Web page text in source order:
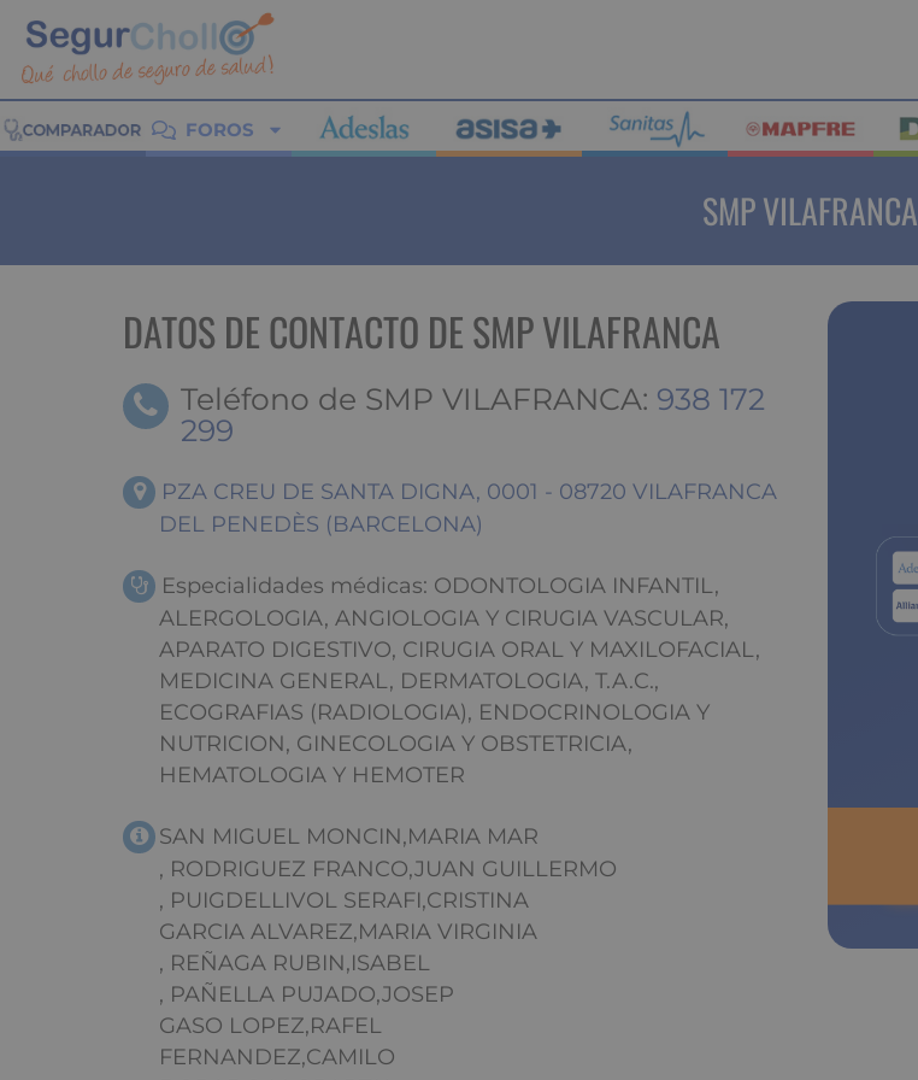
FOROS
SMP VILAFRANCA
DATOS DE CONTACTO DE SMP VILAFRANCA
Teléfono de SMP VILAFRANCA: 938 172
299
PZA CREU DE SANTA DIGNA, 0001 - 08720 VILAFRANCA
DEL PENEDÈS (BARCELONA)
Especialidades médicas: ODONTOLOGIA INFANTIL,
ALERGOLOGIA, ANGIOLOGIA Y CIRUGIA VASCULAR,
APARATO DIGESTIVO, CIRUGIA ORAL Y MAXILOFACIAL,
MEDICINA GENERAL, DERMATOLOGIA, T.A.C.,
ECOGRAFIAS (RADIOLOGIA), ENDOCRINOLOGIA Y
NUTRICION, GINECOLOGIA Y OBSTETRICIA,
HEMATOLOGIA Y HEMOTER
SAN MIGUEL MONCIN,MARIA MAR
, RODRIGUEZ FRANCO,JUAN GUILLERMO
, PUIGDELLIVOL SERAFI,CRISTINA
GARCIA ALVAREZ,MARIA VIRGINIA
, REÑAGA RUBIN,ISABEL
, PAÑELLA PUJADO,JOSEP
GASO LOPEZ,RAFEL
FERNANDEZ,CAMILO